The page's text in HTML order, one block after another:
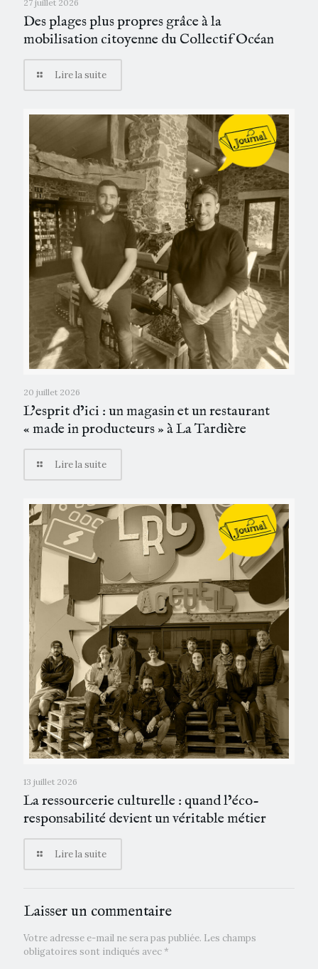
27 juillet 2026
Des plages plus propres grâce à la
mobilisation citoyenne du Collectif Océan
Lire la suite
20 juillet 2026
L’esprit d’ici : un magasin et un restaurant
« made in producteurs » à La Tardière
Lire la suite
13 juillet 2026
La ressourcerie culturelle : quand l’éco-
responsabilité devient un véritable métier
Lire la suite
Laisser un commentaire
Votre adresse e-mail ne sera pas publiée. Les champs
obligatoires sont indiqués avec *